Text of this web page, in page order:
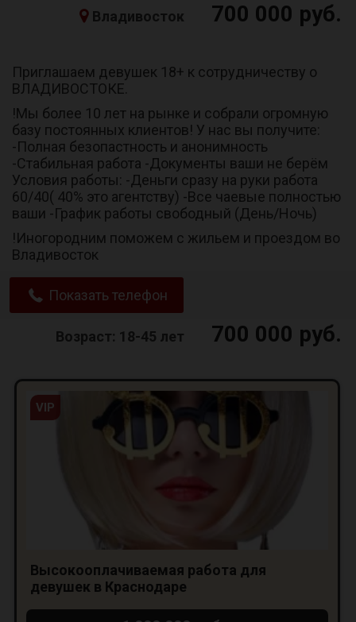
Владивосток 700 000 руб.
Приглашаем девушек 18+ к сотрудничеству о
ВЛАДИВОСТОКЕ.
!Мы более 10 лет на рынке и собрали огромную
базу постоянных клиентов! У нас вы получите:
-Полная безопастность и анонимность
-Стабильная работа -Документы ваши не берём
Условия работы: -Деньги сразу на руки работа
60/40( 40% это агентству) -Все чаевые полностью
ваши -График работы свободный (День/Ночь)
!Иногородним поможем с жильем и проездом во
Владивосток
Показать телефон
Возраст: 18-45 лет 700 000 руб.
VIP
Высокооплачиваемая работа для
девушек в Краснодаре